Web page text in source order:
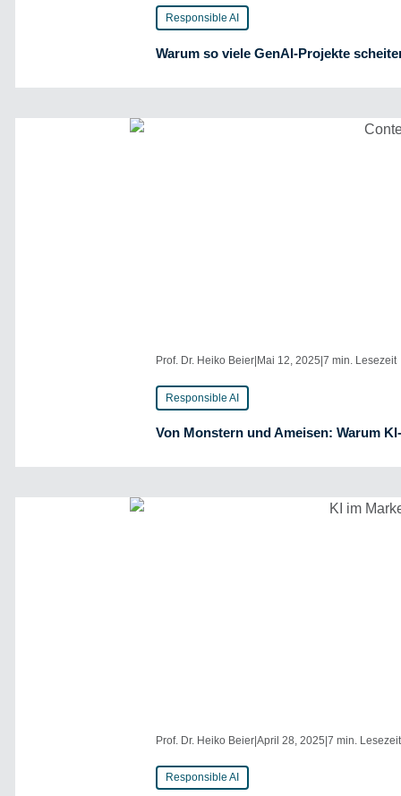
Responsible AI
Warum so viele GenAI-Projekte
Prof. Dr. Heiko Beier Mai 12, 2025 |7 min. Lesezeit
Responsible AI
Von Monstern und Ameisen: Warum
Prof. Dr. Heiko Beier |April 28, 2025 |7 min. Lesezeit
Responsible AI